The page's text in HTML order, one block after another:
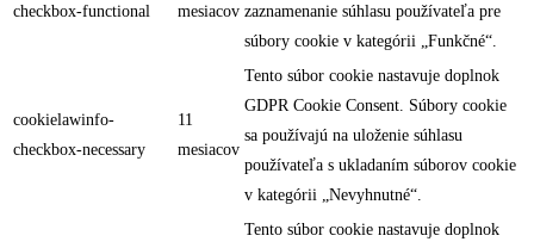
checkbox-functional
mesiacov zaznamenanie súhlasu používateľa pre
súbory cookie v kategórii „Funkčné“.
cookielawinfo-
checkbox-necessary
11
mesiacov
Tento súbor cookie nastavuje doplnok
GDPR Cookie Consent. Súbory cookie
sa používajú na uloženie súhlasu
používateľa s ukladaním súborov cookie
v kategórii „Nevyhnutné“.
Tento súbor cookie nastavuje doplnok